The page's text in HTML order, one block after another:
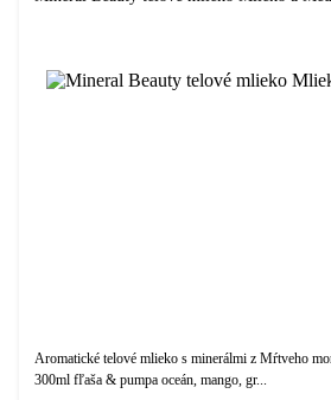
Aromatické telové mlieko s minerálmi z Mŕtveho
300ml fľaša & pumpa oceán, mango, gr...